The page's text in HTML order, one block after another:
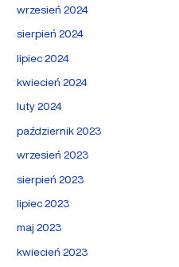
wrzesień 2024
sierpień 2024
lipiec 2024
kwiecień 2024
luty 2024
październik 2023
wrzesień 2023
sierpień 2023
lipiec 2023
maj 2023
kwiecień 2023